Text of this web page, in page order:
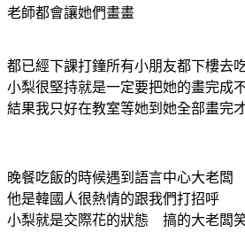
老師都會讓她們畫畫
都已經下課打鐘所有小朋友都下樓去
小梨很堅持就是一定要把她的畫完成
結果我只好在教室等她到她全部畫完
晚餐吃飯的時候遇到語言中心大老闆
他是韓國人很熱情的跟我們打招呼
小梨就是交際花的狀態 搞的大老闆